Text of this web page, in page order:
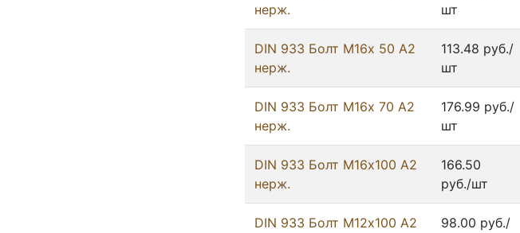
нерж.
шт
DIN 933 Болт М16х 50 А2
нерж.
113.48 руб./
шт
DIN 933 Болт М16х 70 А2
нерж.
176.99 руб./
шт
DIN 933 Болт М16х100 А2
нерж.
166.50
руб./шт
DIN 933 Болт М12х100 А2
98.00 руб./